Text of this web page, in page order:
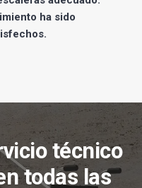
ha sido
técnico
todas las